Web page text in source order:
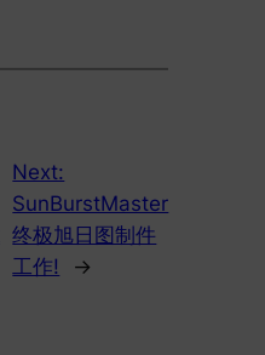
Next:
SunBurstMaster
终极旭日图制件
工作!
→